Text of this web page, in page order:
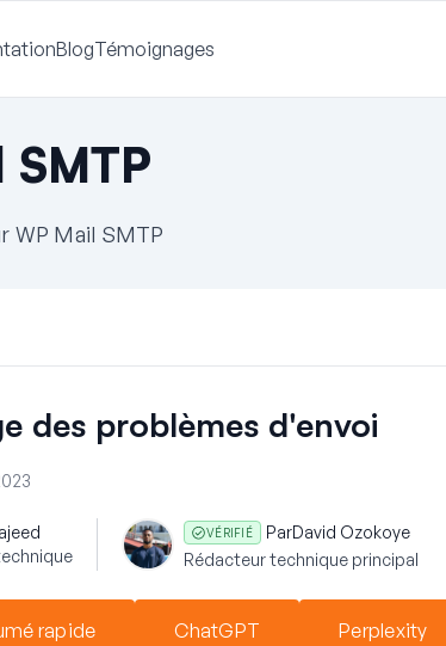
BlogTémoignages
WP Mail SMTP
des problèmes d'envoi
VÉRIFIÉ ParDavid Ozokoye
Rédacteur technique principal
rapide ChatGPT Perplexity